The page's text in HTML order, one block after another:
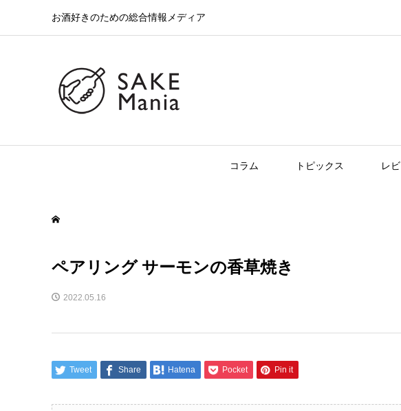
お酒好きのための総合情報メディア
コラム トピックス レ
ペアリング サーモンの香草焼き
2022.05.16
Tweet Share Hatena Pocket Pin it